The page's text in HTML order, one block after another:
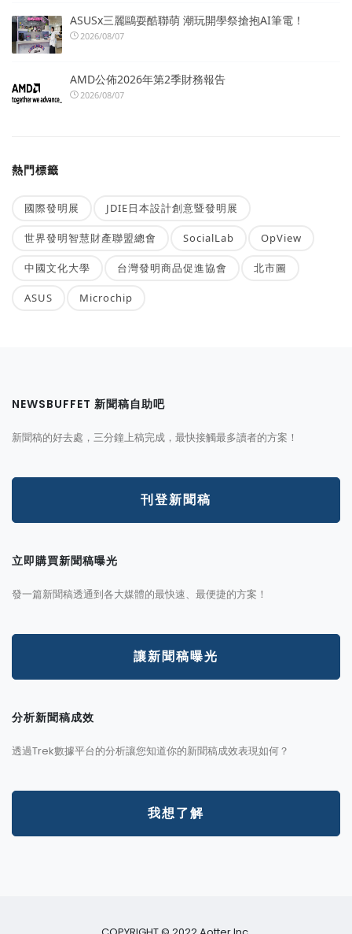
ASUSx三麗鷗耍酷聯萌 潮玩開學祭搶抱AI筆電！
2026/08/07
AMD公佈2026年第2季財務報告
2026/08/07
熱門標籤
國際發明展 JDIE日本設計創意暨發明展
世界發明智慧財產聯盟總會 SocialLab OpView
中國文化大學 台灣發明商品促進協會 北市圖
ASUS Microchip
NEWSBUFFET 新聞稿自助吧
新聞稿的好去處，三分鐘上稿完成，最快接觸最多讀者的方案！
刊登新聞稿
立即購買新聞稿曝光
發一篇新聞稿透通到各大媒體的最快速、最便捷的方案！
讓新聞稿曝光
分析新聞稿成效
透過Trek數據平台的分析讓您知道你的新聞稿成效表現如何？
我想了解